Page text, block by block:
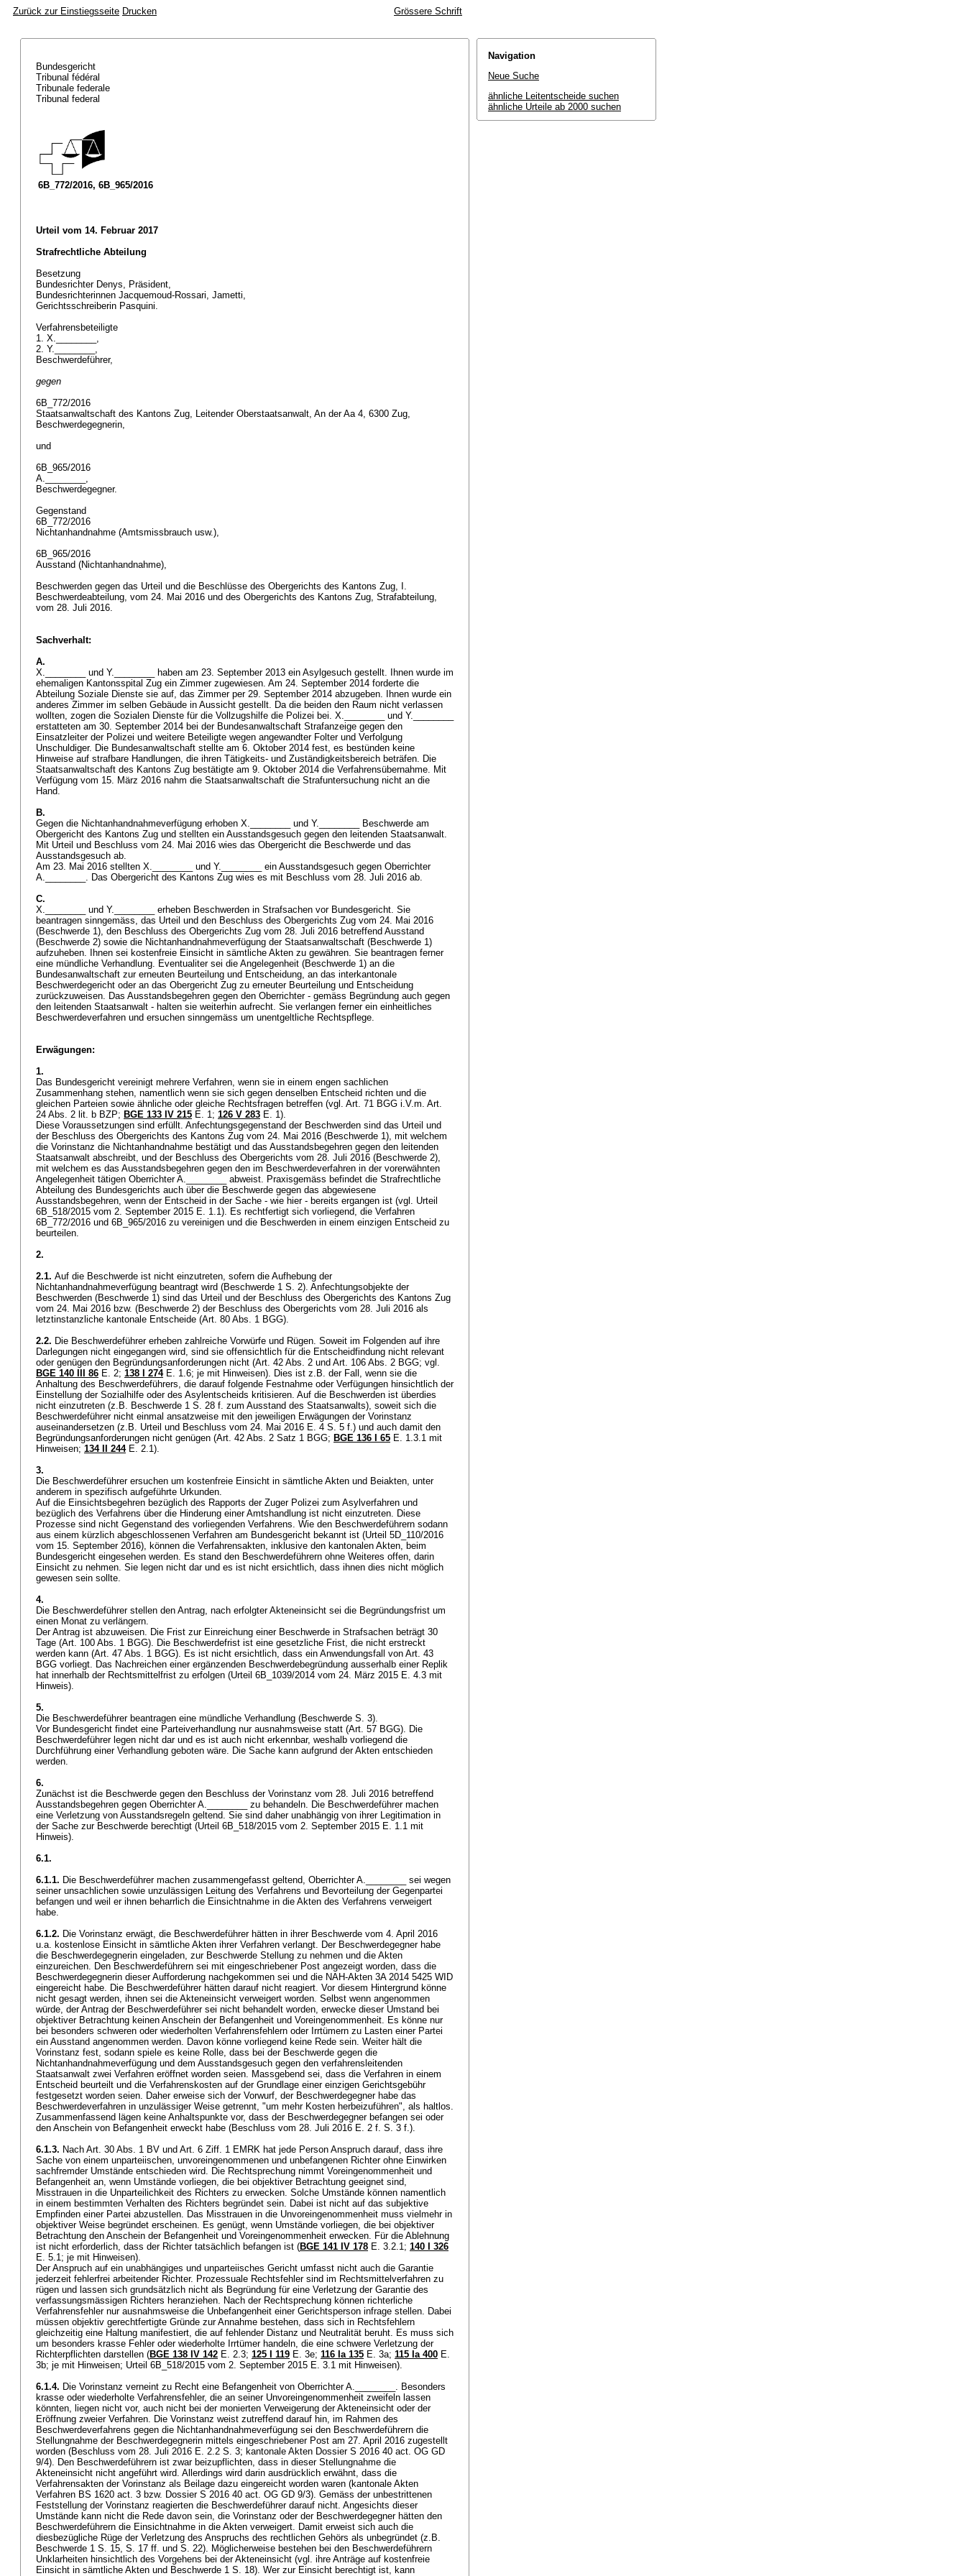
Zurück zur Einstiegsseite Drucken Grössere Schrift
Bundesgericht
Tribunal fédéral
Tribunale federale
Tribunal federal
6B_772/2016, 6B_965/2016
Urteil vom 14. Februar 2017
Strafrechtliche Abteilung
Besetzung
Bundesrichter Denys, Präsident,
Bundesrichterinnen Jacquemoud-Rossari, Jametti,
Gerichtsschreiberin Pasquini.
Verfahrensbeteiligte
1. X.________,
2. Y.________,
Beschwerdeführer,
gegen
6B_772/2016
Staatsanwaltschaft des Kantons Zug, Leitender Oberstaatsanwalt, An der Aa 4, 6300 Zug,
Beschwerdegegnerin,
und
6B_965/2016
A.________,
Beschwerdegegner.
Gegenstand
6B_772/2016
Nichtanhandnahme (Amtsmissbrauch usw.),
6B_965/2016
Ausstand (Nichtanhandnahme),
Beschwerden gegen das Urteil und die Beschlüsse des Obergerichts des Kantons Zug, I.
Beschwerdeabteilung, vom 24. Mai 2016 und des Obergerichts des Kantons Zug, Strafabteilung,
vom 28. Juli 2016.
Sachverhalt:
A.
X.________ und Y.________ haben am 23. September 2013 ein Asylgesuch gestellt. Ihnen wurde im
ehemaligen Kantonsspital Zug ein Zimmer zugewiesen. Am 24. September 2014 forderte die
Abteilung Soziale Dienste sie auf, das Zimmer per 29. September 2014 abzugeben. Ihnen wurde ein
anderes Zimmer im selben Gebäude in Aussicht gestellt. Da die beiden den Raum nicht verlassen
wollten, zogen die Sozialen Dienste für die Vollzugshilfe die Polizei bei. X.________ und Y.________
erstatteten am 30. September 2014 bei der Bundesanwaltschaft Strafanzeige gegen den
Einsatzleiter der Polizei und weitere Beteiligte wegen angewandter Folter und Verfolgung
Unschuldiger. Die Bundesanwaltschaft stellte am 6. Oktober 2014 fest, es bestünden keine
Hinweise auf strafbare Handlungen, die ihren Tätigkeits- und Zuständigkeitsbereich beträfen. Die
Staatsanwaltschaft des Kantons Zug bestätigte am 9. Oktober 2014 die Verfahrensübernahme. Mit
Verfügung vom 15. März 2016 nahm die Staatsanwaltschaft die Strafuntersuchung nicht an die
Hand.
B.
Gegen die Nichtanhandnahmeverfügung erhoben X.________ und Y.________ Beschwerde am
Obergericht des Kantons Zug und stellten ein Ausstandsgesuch gegen den leitenden Staatsanwalt.
Mit Urteil und Beschluss vom 24. Mai 2016 wies das Obergericht die Beschwerde und das
Ausstandsgesuch ab.
Am 23. Mai 2016 stellten X.________ und Y.________ ein Ausstandsgesuch gegen Oberrichter
A.________. Das Obergericht des Kantons Zug wies es mit Beschluss vom 28. Juli 2016 ab.
C.
X.________ und Y.________ erheben Beschwerden in Strafsachen vor Bundesgericht. Sie
beantragen sinngemäss, das Urteil und den Beschluss des Obergerichts Zug vom 24. Mai 2016
(Beschwerde 1), den Beschluss des Obergerichts Zug vom 28. Juli 2016 betreffend Ausstand
(Beschwerde 2) sowie die Nichtanhandnahmeverfügung der Staatsanwaltschaft (Beschwerde 1)
aufzuheben. Ihnen sei kostenfreie Einsicht in sämtliche Akten zu gewähren. Sie beantragen ferner
eine mündliche Verhandlung. Eventualiter sei die Angelegenheit (Beschwerde 1) an die
Bundesanwaltschaft zur erneuten Beurteilung und Entscheidung, an das interkantonale
Beschwerdegericht oder an das Obergericht Zug zu erneuter Beurteilung und Entscheidung
zurückzuweisen. Das Ausstandsbegehren gegen den Oberrichter - gemäss Begründung auch gegen
den leitenden Staatsanwalt - halten sie weiterhin aufrecht. Sie verlangen ferner ein einheitliches
Beschwerdeverfahren und ersuchen sinngemäss um unentgeltliche Rechtspflege.
Erwägungen:
1.
Das Bundesgericht vereinigt mehrere Verfahren, wenn sie in einem engen sachlichen
Zusammenhang stehen, namentlich wenn sie sich gegen denselben Entscheid richten und die
gleichen Parteien sowie ähnliche oder gleiche Rechtsfragen betreffen (vgl. Art. 71 BGG i.V.m. Art.
24 Abs. 2 lit. b BZP; BGE 133 IV 215 E. 1; 126 V 283 E. 1).
Diese Voraussetzungen sind erfüllt. Anfechtungsgegenstand der Beschwerden sind das Urteil und
der Beschluss des Obergerichts des Kantons Zug vom 24. Mai 2016 (Beschwerde 1), mit welchem
die Vorinstanz die Nichtanhandnahme bestätigt und das Ausstandsbegehren gegen den leitenden
Staatsanwalt abschreibt, und der Beschluss des Obergerichts vom 28. Juli 2016 (Beschwerde 2),
mit welchem es das Ausstandsbegehren gegen den im Beschwerdeverfahren in der vorerwähnten
Angelegenheit tätigen Oberrichter A.________ abweist. Praxisgemäss befindet die Strafrechtliche
Abteilung des Bundesgerichts auch über die Beschwerde gegen das abgewiesene
Ausstandsbegehren, wenn der Entscheid in der Sache - wie hier - bereits ergangen ist (vgl. Urteil
6B_518/2015 vom 2. September 2015 E. 1.1). Es rechtfertigt sich vorliegend, die Verfahren
6B_772/2016 und 6B_965/2016 zu vereinigen und die Beschwerden in einem einzigen Entscheid zu
beurteilen.
2.
2.1. Auf die Beschwerde ist nicht einzutreten, sofern die Aufhebung der
Nichtanhandnahmeverfügung beantragt wird (Beschwerde 1 S. 2). Anfechtungsobjekte der
Beschwerden (Beschwerde 1) sind das Urteil und der Beschluss des Obergerichts des Kantons Zug
vom 24. Mai 2016 bzw. (Beschwerde 2) der Beschluss des Obergerichts vom 28. Juli 2016 als
letztinstanzliche kantonale Entscheide (Art. 80 Abs. 1 BGG).
2.2. Die Beschwerdeführer erheben zahlreiche Vorwürfe und Rügen. Soweit im Folgenden auf ihre
Darlegungen nicht eingegangen wird, sind sie offensichtlich für die Entscheidfindung nicht relevant
oder genügen den Begründungsanforderungen nicht (Art. 42 Abs. 2 und Art. 106 Abs. 2 BGG; vgl.
BGE 140 III 86 E. 2; 138 I 274E. 1.6; je mit Hinweisen). Dies ist z.B. der Fall, wenn sie die
Anhaltung des Beschwerdeführers, die darauf folgende Festnahme oder Verfügungen hinsichtlich der
Einstellung der Sozialhilfe oder des Asylentscheids kritisieren. Auf die Beschwerden ist überdies
nicht einzutreten (z.B. Beschwerde 1 S. 28 f. zum Ausstand des Staatsanwalts), soweit sich die
Beschwerdeführer nicht einmal ansatzweise mit den jeweiligen Erwägungen der Vorinstanz
auseinandersetzen (z.B. Urteil und Beschluss vom 24. Mai 2016 E. 4 S. 5 f.) und auch damit den
Begründungsanforderungen nicht genügen (Art. 42 Abs. 2 Satz 1 BGG; BGE 136 I 65 E. 1.3.1 mit
Hinweisen; 134 II 244E. 2.1).
3.
Die Beschwerdeführer ersuchen um kostenfreie Einsicht in sämtliche Akten und Beiakten, unter
anderem in spezifisch aufgeführte Urkunden.
Auf die Einsichtsbegehren bezüglich des Rapports der Zuger Polizei zum Asylverfahren und
bezüglich des Verfahrens über die Hinderung einer Amtshandlung ist nicht einzutreten. Diese
Prozesse sind nicht Gegenstand des vorliegenden Verfahrens. Wie den Beschwerdeführern sodann
aus einem kürzlich abgeschlossenen Verfahren am Bundesgericht bekannt ist (Urteil 5D_110/2016
vom 15. September 2016), können die Verfahrensakten, inklusive den kantonalen Akten, beim
Bundesgericht eingesehen werden. Es stand den Beschwerdeführern ohne Weiteres offen, darin
Einsicht zu nehmen. Sie legen nicht dar und es ist nicht ersichtlich, dass ihnen dies nicht möglich
gewesen sein sollte.
4.
Die Beschwerdeführer stellen den Antrag, nach erfolgter Akteneinsicht sei die Begründungsfrist um
einen Monat zu verlängern.
Der Antrag ist abzuweisen. Die Frist zur Einreichung einer Beschwerde in Strafsachen beträgt 30
Tage (Art. 100 Abs. 1 BGG). Die Beschwerdefrist ist eine gesetzliche Frist, die nicht erstreckt
werden kann (Art. 47 Abs. 1 BGG). Es ist nicht ersichtlich, dass ein Anwendungsfall von Art. 43
BGG vorliegt. Das Nachreichen einer ergänzenden Beschwerdebegründung ausserhalb einer Replik
hat innerhalb der Rechtsmittelfrist zu erfolgen (Urteil 6B_1039/2014 vom 24. März 2015 E. 4.3 mit
Hinweis).
5.
Die Beschwerdeführer beantragen eine mündliche Verhandlung (Beschwerde S. 3).
Vor Bundesgericht findet eine Parteiverhandlung nur ausnahmsweise statt (Art. 57 BGG). Die
Beschwerdeführer legen nicht dar und es ist auch nicht erkennbar, weshalb vorliegend die
Durchführung einer Verhandlung geboten wäre. Die Sache kann aufgrund der Akten entschieden
werden.
6.
Zunächst ist die Beschwerde gegen den Beschluss der Vorinstanz vom 28. Juli 2016 betreffend
Ausstandsbegehren gegen Oberrichter A.________ zu behandeln. Die Beschwerdeführer machen
eine Verletzung von Ausstandsregeln geltend. Sie sind daher unabhängig von ihrer Legitimation in
der Sache zur Beschwerde berechtigt (Urteil 6B_518/2015 vom 2. September 2015 E. 1.1 mit
Hinweis).
6.1.
6.1.1. Die Beschwerdeführer machen zusammengefasst geltend, Oberrichter A.________ sei wegen
seiner unsachlichen sowie unzulässigen Leitung des Verfahrens und Bevorteilung der Gegenpartei
befangen und weil er ihnen beharrlich die Einsichtnahme in die Akten des Verfahrens verweigert
habe.
6.1.2. Die Vorinstanz erwägt, die Beschwerdeführer hätten in ihrer Beschwerde vom 4. April 2016
u.a. kostenlose Einsicht in sämtliche Akten ihrer Verfahren verlangt. Der Beschwerdegegner habe
die Beschwerdegegnerin eingeladen, zur Beschwerde Stellung zu nehmen und die Akten
einzureichen. Den Beschwerdeführern sei mit eingeschriebener Post angezeigt worden, dass die
Beschwerdegegnerin dieser Aufforderung nachgekommen sei und die NAH-Akten 3A 2014 5425 WID
eingereicht habe. Die Beschwerdeführer hätten darauf nicht reagiert. Vor diesem Hintergrund könne
nicht gesagt werden, ihnen sei die Akteneinsicht verweigert worden. Selbst wenn angenommen
würde, der Antrag der Beschwerdeführer sei nicht behandelt worden, erwecke dieser Umstand bei
objektiver Betrachtung keinen Anschein der Befangenheit und Voreingenommenheit. Es könne nur
bei besonders schweren oder wiederholten Verfahrensfehlern oder Irrtümern zu Lasten einer Partei
ein Ausstand angenommen werden. Davon könne vorliegend keine Rede sein. Weiter hält die
Vorinstanz fest, sodann spiele es keine Rolle, dass bei der Beschwerde gegen die
Nichtanhandnahmeverfügung und dem Ausstandsgesuch gegen den verfahrensleitenden
Staatsanwalt zwei Verfahren eröffnet worden seien. Massgebend sei, dass die Verfahren in einem
Entscheid beurteilt und die Verfahrenskosten auf der Grundlage einer einzigen Gerichtsgebühr
festgesetzt worden seien. Daher erweise sich der Vorwurf, der Beschwerdegegner habe das
Beschwerdeverfahren in unzulässiger Weise getrennt, "um mehr Kosten herbeizuführen", als haltlos.
Zusammenfassend lägen keine Anhaltspunkte vor, dass der Beschwerdegegner befangen sei oder
den Anschein von Befangenheit erweckt habe (Beschluss vom 28. Juli 2016 E. 2 f. S. 3 f.).
6.1.3. Nach Art. 30 Abs. 1 BV und Art. 6 Ziff. 1 EMRK hat jede Person Anspruch darauf, dass ihre
Sache von einem unparteiischen, unvoreingenommenen und unbefangenen Richter ohne Einwirken
sachfremder Umstände entschieden wird. Die Rechtsprechung nimmt Voreingenommenheit und
Befangenheit an, wenn Umstände vorliegen, die bei objektiver Betrachtung geeignet sind,
Misstrauen in die Unparteilichkeit des Richters zu erwecken. Solche Umstände können namentlich
in einem bestimmten Verhalten des Richters begründet sein. Dabei ist nicht auf das subjektive
Empfinden einer Partei abzustellen. Das Misstrauen in die Unvoreingenommenheit muss vielmehr in
objektiver Weise begründet erscheinen. Es genügt, wenn Umstände vorliegen, die bei objektiver
Betrachtung den Anschein der Befangenheit und Voreingenommenheit erwecken. Für die Ablehnung
ist nicht erforderlich, dass der Richter tatsächlich befangen ist (BGE 141 IV 178 E. 3.2.1; 140 I 326
E. 5.1; je mit Hinweisen).
Der Anspruch auf ein unabhängiges und unparteiisches Gericht umfasst nicht auch die Garantie
jederzeit fehlerfrei arbeitender Richter. Prozessuale Rechtsfehler sind im Rechtsmittelverfahren zu
rügen und lassen sich grundsätzlich nicht als Begründung für eine Verletzung der Garantie des
verfassungsmässigen Richters heranziehen. Nach der Rechtsprechung können richterliche
Verfahrensfehler nur ausnahmsweise die Unbefangenheit einer Gerichtsperson infrage stellen. Dabei
müssen objektiv gerechtfertigte Gründe zur Annahme bestehen, dass sich in Rechtsfehlern
gleichzeitig eine Haltung manifestiert, die auf fehlender Distanz und Neutralität beruht. Es muss sich
um besonders krasse Fehler oder wiederholte Irrtümer handeln, die eine schwere Verletzung der
Richterpflichten darstellen (BGE 138 IV 142 E. 2.3; 125 I 119 E. 3e; 116 Ia 135 E. 3a; 115 Ia 400 E.
3b; je mit Hinweisen; Urteil 6B_518/2015 vom 2. September 2015 E. 3.1 mit Hinweisen).
6.1.4. Die Vorinstanz verneint zu Recht eine Befangenheit von Oberrichter A.________. Besonders
krasse oder wiederholte Verfahrensfehler, die an seiner Unvoreingenommenheit zweifeln lassen
könnten, liegen nicht vor, auch nicht bei der monierten Verweigerung der Akteneinsicht oder der
Eröffnung zweier Verfahren. Die Vorinstanz weist zutreffend darauf hin, im Rahmen des
Beschwerdeverfahrens gegen die Nichtanhandnahmeverfügung sei den Beschwerdeführern die
Stellungnahme der Beschwerdegegnerin mittels eingeschriebener Post am 27. April 2016 zugestellt
worden (Beschluss vom 28. Juli 2016 E. 2.2 S. 3; kantonale Akten Dossier S 2016 40 act. OG GD
9/4). Den Beschwerdeführern ist zwar beizupflichten, dass in dieser Stellungnahme die
Akteneinsicht nicht angeführt wird. Allerdings wird darin ausdrücklich erwähnt, dass die
Verfahrensakten der Vorinstanz als Beilage dazu eingereicht worden waren (kantonale Akten
Verfahren BS 1620 act. 3 bzw. Dossier S 2016 40 act. OG GD 9/3). Gemäss der unbestrittenen
Feststellung der Vorinstanz reagierten die Beschwerdeführer darauf nicht. Angesichts dieser
Umstände kann nicht die Rede davon sein, die Vorinstanz oder der Beschwerdegegner hätten den
Beschwerdeführern die Einsichtnahme in die Akten verweigert. Damit erweist sich auch die
diesbezügliche Rüge der Verletzung des Anspruchs des rechtlichen Gehörs als unbegründet (z.B.
Beschwerde 1 S. 15, S. 17 ff. und S. 22). Möglicherweise bestehen bei den Beschwerdeführern
Unklarheiten hinsichtlich des Vorgehens bei der Akteneinsicht (vgl. ihre Anträge auf kostenfreie
Einsicht in sämtliche Akten und Beschwerde 1 S. 18). Wer zur Einsicht berechtigt ist, kann
Navigation
Neue Suche
ähnliche Leitentscheide suchen
ähnliche Urteile ab 2000 suchen